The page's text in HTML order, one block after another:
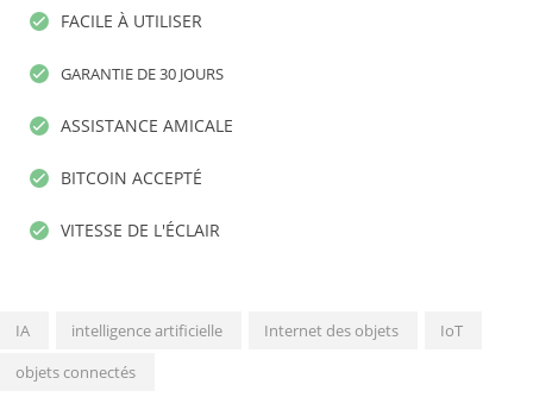
FACILE À UTILISER
GARANTIE DE 30 JOURS
ASSISTANCE AMICALE
BITCOIN ACCEPTÉ
VITESSE DE L'ÉCLAIR
IA intelligence artificielle Internet des objets
IoT
objets connectés